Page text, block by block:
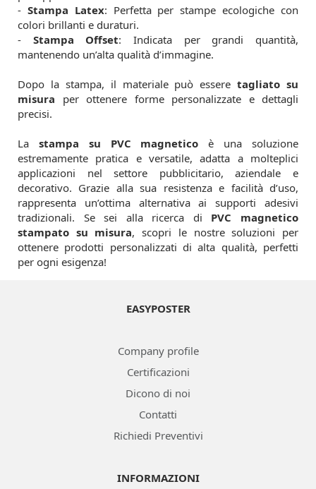
- Stampa Latex: Perfetta per stampe ecologiche con
colori brillanti e duraturi.
- Stampa Offset: Indicata per grandi quantità,
mantenendo un’alta qualità d’immagine.
Dopo la stampa, il materiale può esseretagliato su
misura per ottenere forme personalizzate e dettagli
precisi.
La stampa su PVC magnetico è una soluzione
estremamente pratica e versatile, adatta a molteplici
applicazioni nel settore pubblicitario, aziendale e
decorativo. Grazie alla sua resistenza e facilità d’uso,
rappresenta un’ottima alternativa ai supporti adesivi
tradizionali. Se sei alla ricerca di PVC magnetico
stampato su misura, scopri le nostre soluzioni per
ottenere prodotti personalizzati di alta qualità, perfetti
per ogni esigenza!
EASYPOSTER
Company profile
Certificazioni
Dicono di noi
Contatti
Richiedi Preventivi
INFORMAZIONI